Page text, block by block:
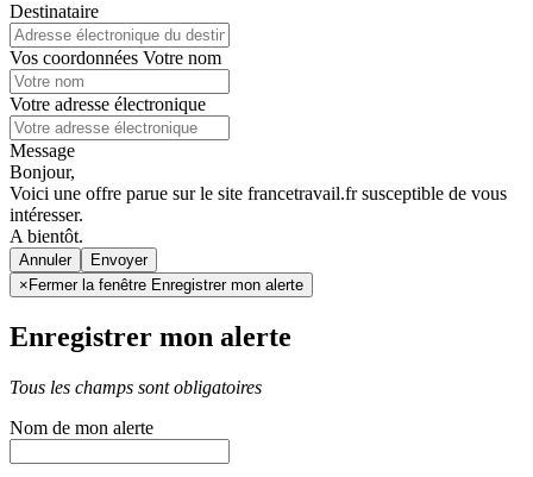
Destinataire
Vos coordonnées Votre nom
Votre adresse électronique
Message
Bonjour,
Voici une offre parue sur le site francetravail.fr susceptible de vous
intéresser.
A bientôt.
Annuler
× Fermer la fenêtre Enregistrer mon alerte
Enregistrer mon alerte
Tous les champs sont obligatoires
Nom de mon alerte